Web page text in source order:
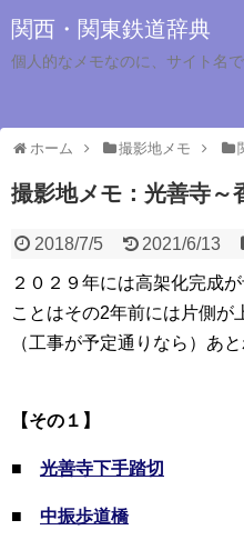
関西・関東鉄道辞典
個人的なメモなのに、サイト名
ホーム 撮影地メモ
撮影地メモ：光善寺～
2018/7/5 2021/6/13
２０２９年には高架化完成
ことはその2年前には片側が
（工事が予定通りなら）あと
【その１】
■ 光善寺下手踏切
■ 中振歩道橋